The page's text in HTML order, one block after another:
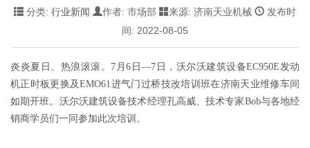
分类: 行业新闻 作者: 市场部 来源: 济南天业机械
发布时
间: 2022-08-05
炎炎夏日、热浪滚滚。7月6日—7日，沃尔沃建筑设备EC950E发动
机正时板更换及EMO61进气门过桥技改培训班在济南天业维修车间
如期开班。沃尔沃建筑设备技术经理孔高威、技术专家Bob与各地经
销商学员们一同参加此次培训。